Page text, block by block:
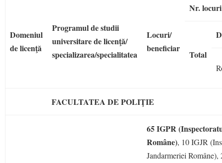
Domeniul
de licenţă
Programul de studii
universitare de licenţă/
specializarea/specialitatea
Locuri/
beneficiar
Nr. locuri
Total
FACULTATEA DE POLIŢIE
65 IGPR
Române), 10 IGJR
Jandarmeriei